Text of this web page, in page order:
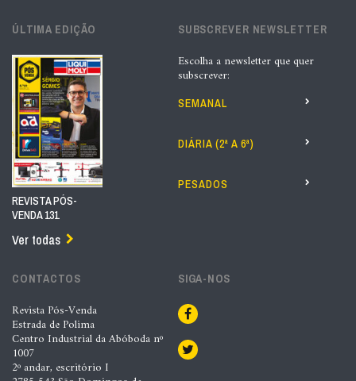
ÚLTIMA EDIÇÃO
REVISTA PÓS-
VENDA 131
Ver todas
SUBSCREVER NEWSLETTER
Escolha a newsletter que quer
subscrever:
SEMANAL
DIÁRIA (2ª A 6ª)
PESADOS
CONTACTOS
Revista Pós-Venda
Estrada de Polima
Centro Industrial da Abóboda nº
1007
2º andar, escritório I
SIGA-NOS